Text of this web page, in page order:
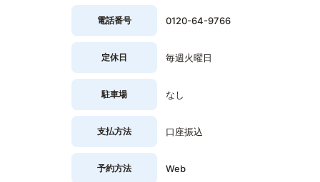
電話番号 0120-64-9766
定休日 毎週火曜日
駐車場 なし
支払方法 口座振込
予約方法 Web